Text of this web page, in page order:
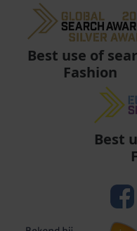
Best use of
Fashion
Best